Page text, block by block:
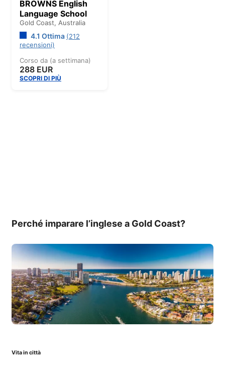
BROWNS English
Language School
Gold Coast, Australia
4.1 Ottima (212
recensioni)
Corso da (a settimana)
288 EUR
SCOPRI DI PIÙ
Perché imparare l’inglese a Gold Coast?
Vita in città